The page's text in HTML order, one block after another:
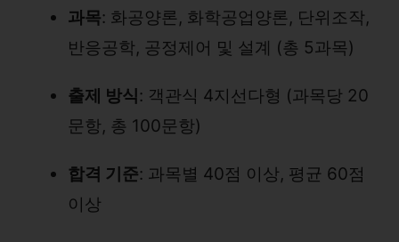
과목: 화공양론, 화학공업양론, 단위조작,
반응공학, 공정제어 및 설계 (총 5과목)
출제 방식 : 객관식 4지선다형 (과목당 20
문항, 총 100문항)
합격 기준: 과목별 40점 이상, 평균 60점
이상